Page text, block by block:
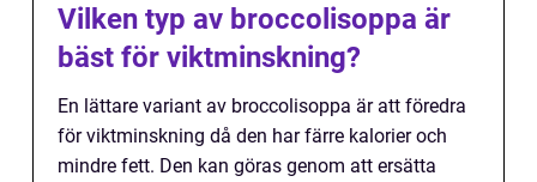
Vilken typ av broccolisoppa är
bäst för viktminskning?
En lättare variant av broccolisoppa är att föredra
för viktminskning då den har färre kalorier och
mindre fett. Den kan göras genom att ersätta